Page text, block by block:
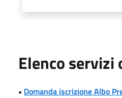
Elenco
• Domanda iscrizione Albo